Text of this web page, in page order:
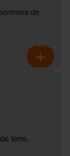
de
terre,